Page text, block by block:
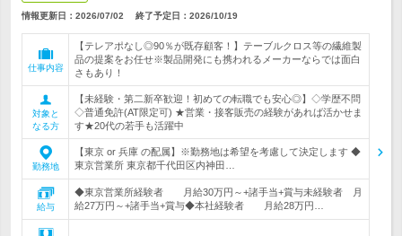
情報更新日：2026/07/02 終了予定日： 2026/10/19
仕事内容
【テレアポなし◎90％が既存顧客！】テーブルクロス等の繊維製
品の提案をお任せ※製品開発にも携われるメーカーならでは面白
さもあり！
対象と
なる方
【未経験・第二新卒歓迎！初めての転職でも安心◎】◇学歴不問
◇普通免許(AT限定可) ★営業・接客販売の経験があれば活かせま
す★20代の若手も活躍中
勤務地
【東京 or 兵庫 の配属】※勤務地は希望を考慮して決定します ◆
東京営業所 東京都千代田区内神田…
給与
◆東京営業所経験者 月給30万円～+諸手当+賞与未経験者 月
給27万円～+諸手当+賞与◆本社経験者 月給28万円…